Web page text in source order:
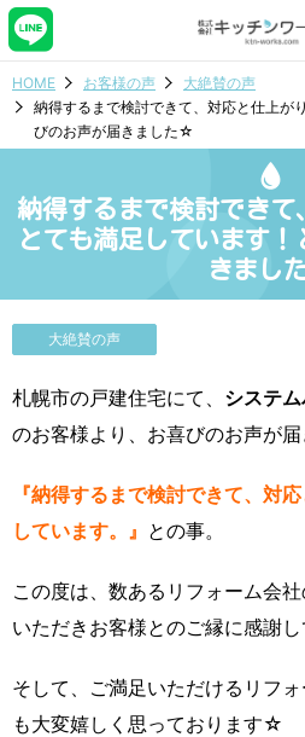
HOME お客様の声
大絶賛の声
納得するまで検討できて、対応と仕上が
びのお声が届きました☆
納得するまで検討できて
とても満足しています
きまし
大絶賛の声
札幌市の戸建住宅にて、 システ
のお客様より、お喜びのお声が届
『納得するまで検討できて、対
しています。』 との事。
この度は、数あるリフォーム会
いただきお客様とのご縁に感謝
そして、ご満足いただけるリフ
も大変嬉しく思っております☆